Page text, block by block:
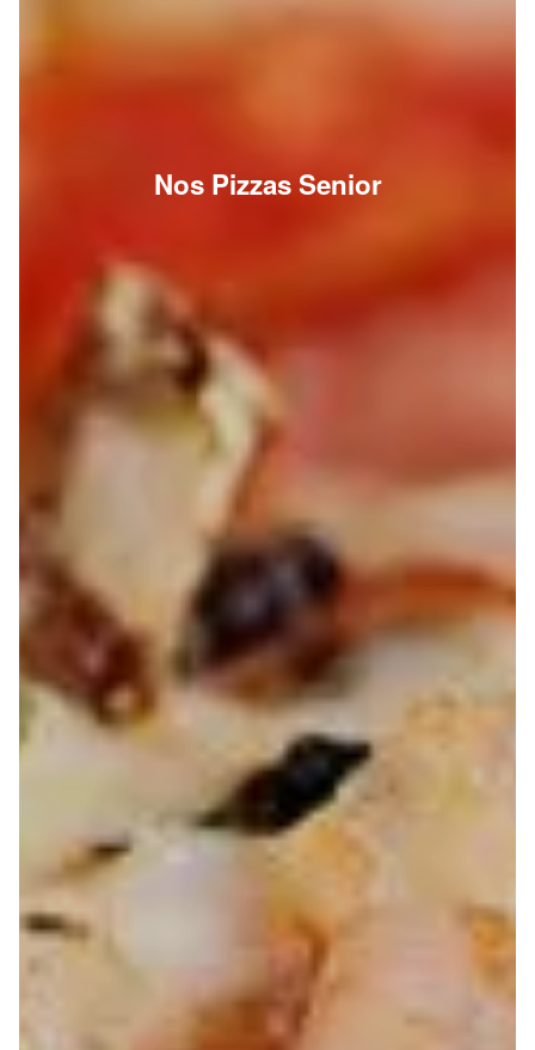
Nos Pizzas Senior